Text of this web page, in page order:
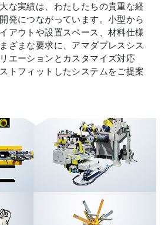
な実績は、わたしたちの貴重な経
発につながっています。小型から
アウトや設置スペース、材料仕様
ざまな要求に、アマダプレスシス
エーションとカスタマイズ対応
トフィットしたシステムをご提案